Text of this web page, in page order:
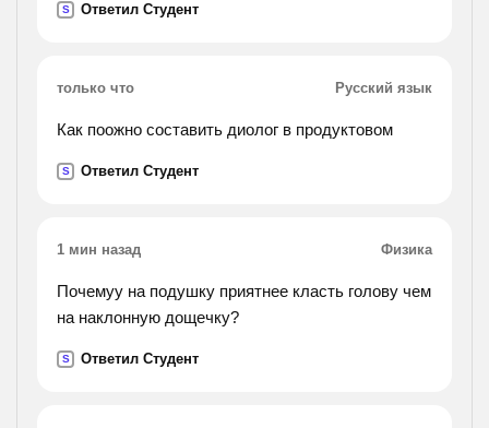
S Ответил Студент
только что Русский язык
Как поожно составить диолог в продуктовом
S Ответил Студент
1 мин назад Физика
Почемуу на подушку приятнее класть голову чем
на наклонную дощечку?
S Ответил Студент